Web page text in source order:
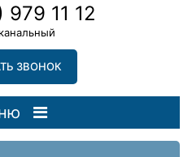
11 12
ЗВОНОК